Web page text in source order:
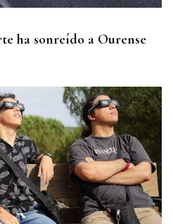
ha sonreído a Ourense